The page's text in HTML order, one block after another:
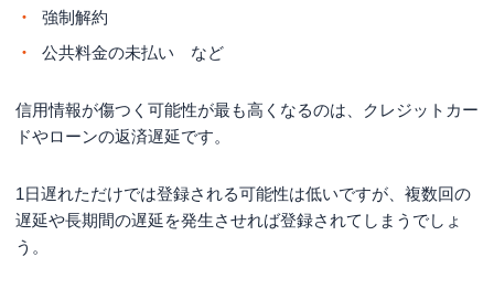
強制解約
公共料金の未払い など
信用情報が傷つく可能性が最も高くなるのは、クレジットカー
ドやローンの返済遅延です。
1日遅れただけでは登録される可能性は低いですが、複数回の
遅延や長期間の遅延を発生させれば登録されてしまうでしょ
う。